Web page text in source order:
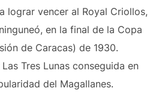
lograr vencer al Royal Criollos,
en la final de la Copa
de Caracas) de 1930.
Tres Lunas conseguida en
del Magallanes.